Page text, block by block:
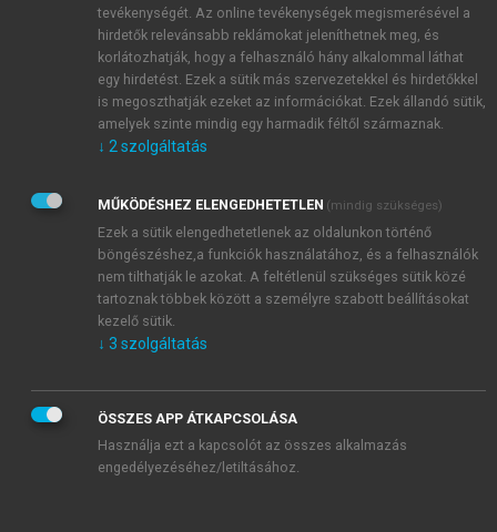
JELSZÓ ÚJRA
Kérek értesítést a MeRSZ újdonságairól, akcióiról.
Kérek értesítést az Akadémiai Kiadó Zrt. újdonságairól,
Adatkezelési tájékoztatóbanfoglaltakat tudomásul
veszem és elfogadom.
Általános vásárlási feltételeket, valamint a szotar.netés a
mersz.huoldalak licencszerződéseiben foglaltakat
tudomásul veszem és elfogadom.
KIPRÓBÁLOM
tevékenységét. Az online tevékenységek megismerésével a
hirdetők relevánsabb reklámokat jeleníthetnek meg, és
korlátozhatják, hogy a felhasználó hány alkalommal láthat
egy hirdetést. Ezek a sütik más szervezetekkel és hirdetőkkel
is megoszthatják ezeket az információkat. Ezek állandó sütik,
amelyek szinte mindig egy harmadik féltől származnak.
↓ 2 szolgáltatás
MŰKÖDÉSHEZ ELENGEDHETETLEN (mindig szükséges)
Ezek a sütik elengedhetetlenek az oldalunkon történő
böngészéshez,a funkciók használatához, és a felhasználók
nem tilthatják le azokat. A feltétlenül szükséges sütik közé
tartoznak többek között a személyre szabott beállításokat
kezelő sütik.
↓ 3 szolgáltatás
ÖSSZES APP ÁTKAPCSOLÁSA
Használja ezt a kapcsolót az összes alkalmazás
engedélyezéséhez/letiltásához.